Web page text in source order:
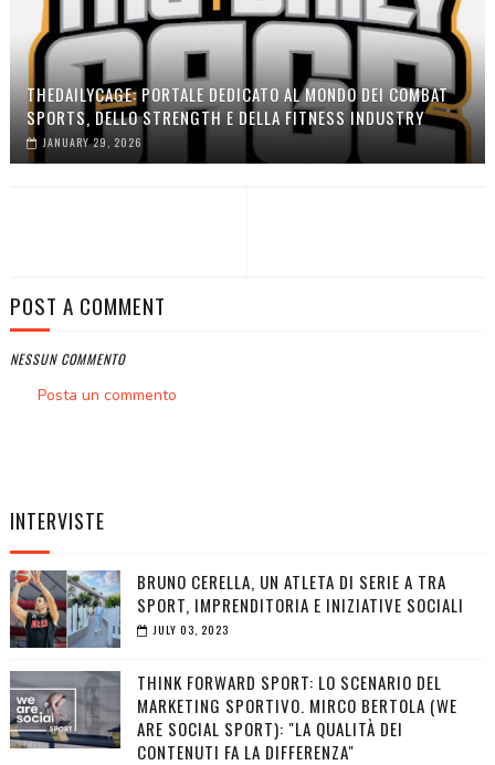
THEDAILYCAGE: PORTALE DEDICATO AL MONDO DEI COMBAT
SPORTS, DELLO STRENGTH E DELLA FITNESS INDUSTRY
JANUARY 29, 2026
POST A COMMENT
NESSUN COMMENTO
Posta un commento
INTERVISTE
BRUNO CERELLA, UN ATLETA DI SERIE A TRA
SPORT, IMPRENDITORIA E INIZIATIVE SOCIALI
JULY 03, 2023
THINK FORWARD SPORT: LO SCENARIO DEL
MARKETING SPORTIVO. MIRCO BERTOLA (WE
ARE SOCIAL SPORT): "LA QUALITÀ DEI
CONTENUTI FA LA DIFFERENZA"